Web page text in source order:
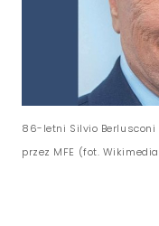
86-letni Silvio Berlusconi
przez MFE (fot.